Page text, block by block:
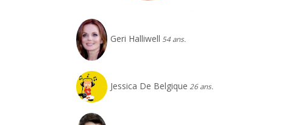
Geri Halliwell 54 ans.
Jessica De Belgique 26 ans.